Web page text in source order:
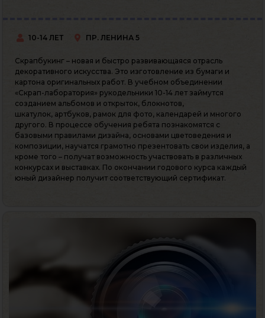
10-14 ЛЕТ ПР. ЛЕНИНА 5
Скрапбукинг – новая и быстро развивающаяся отрасль
декоративного искусства. Это изготовление из бумаги и
картона оригинальных работ. В учебном объединении
«Скрап-лаборатория» рукодельники 10-14 лет займутся
созданием альбомов и открыток, блокнотов,
шкатулок, артбуков, рамок для фото, календарей и многого
другого. В процессе обучения ребята познакомятся с
базовыми правилами дизайна, основами цветоведения и
композиции, научатся грамотно презентовать свои изделия, а
кроме того – получат возможность участвовать в различных
конкурсах и выставках. По окончании годового курса каждый
юный дизайнер получит соответствующий сертификат.